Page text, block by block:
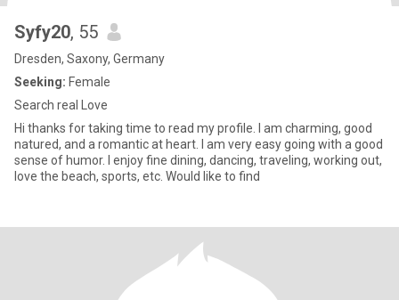
Syfy20, 55
Dresden, Saxony, Germany
Seeking: Female
Search real Love
Hi thanks for taking time to read my profile. I am charming, good
natured, and a romantic at heart. I am very easy going with a good
sense of humor. I enjoy fine dining, dancing, traveling, working out,
love the beach, sports, etc. Would like to find